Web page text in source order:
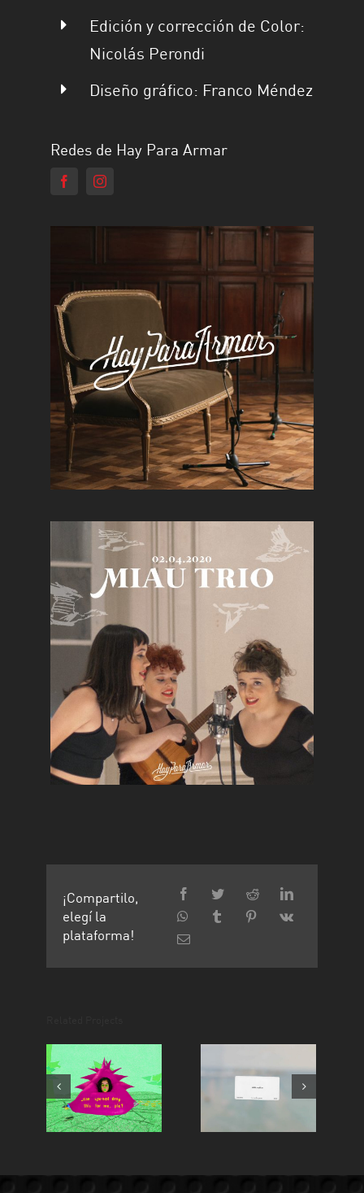
Edición y corrección de Color:
Nicolás Perondi
Diseño gráfico: Franco Méndez
Redes de Hay Para Armar
¡Compartilo,
elegí la
plataforma!
_can you not
drop this for
me, plz?
Las Muchas
Partes – 0800